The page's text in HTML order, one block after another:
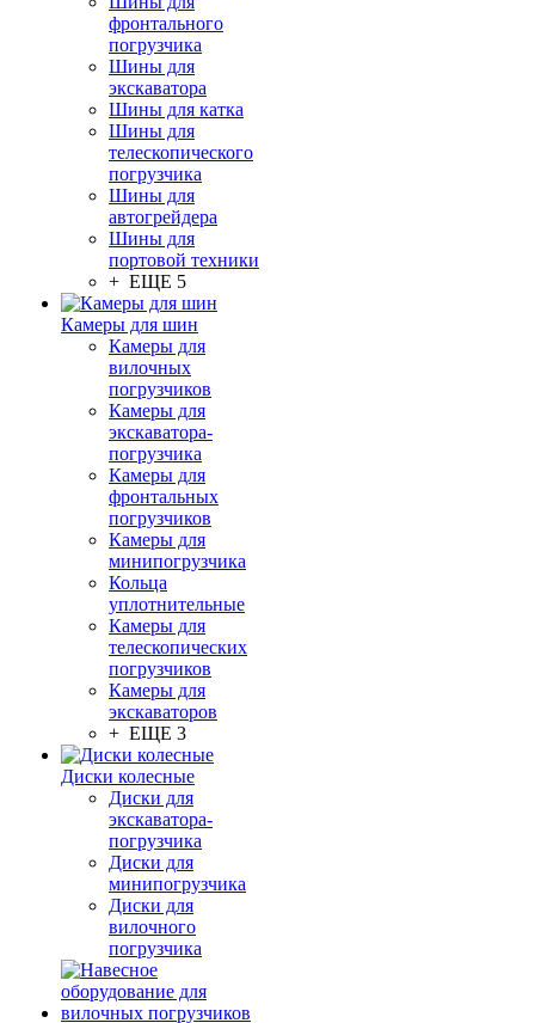
фронтального
погрузчика
Шины для
экскаватора
Шины для катка
Шины для
телескопического
погрузчика
Шины для
автогрейдера
Шины для
портовой техники
+ ЕЩЕ 5
Камеры для шин
Камеры для
вилочных
погрузчиков
Камеры для
экскаватора-
погрузчика
Камеры для
фронтальных
погрузчиков
Камеры для
минипогрузчика
Кольца
уплотнительные
Камеры для
телескопических
погрузчиков
Камеры для
экскаваторов
+ ЕЩЕ 3
Диски колесные
Диски для
экскаватора-
погрузчика
Диски для
минипогрузчика
Диски для
вилочного
погрузчика